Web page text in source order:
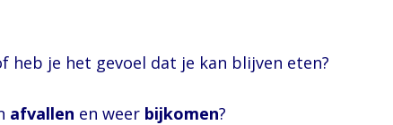
heb je het gevoel dat je kan
afvallen en weer bijkomen